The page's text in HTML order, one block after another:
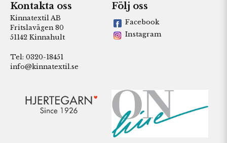
Kontakta oss
Kinnatextil AB
Fritslavägen 80
51142 Kinnahult
Tel: 0320-18451
info@kinnatextil.se
Följ oss
Facebook
Instagram